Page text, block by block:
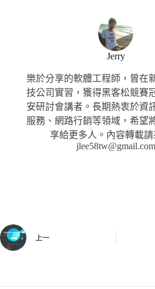
Jerry
樂於分享的軟體工程師，曾在
技公司實習，獲得黑客松競賽
安研討會講者。長期熱衷於資
服務、網路行銷等領域，希望
享給更多人。內容轉載請
jlee58tw@gmail.com
上一